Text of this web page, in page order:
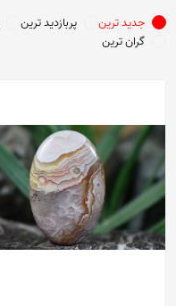
جدید ترین پربازدید ترین
گران ترین